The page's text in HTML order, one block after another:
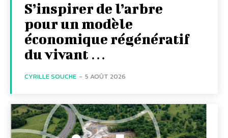
S’inspirer de l’arbre
pour un modèle
économique régénératif
du vivant …
CYRILLE SOUCHE - 5 AOÛT 2026